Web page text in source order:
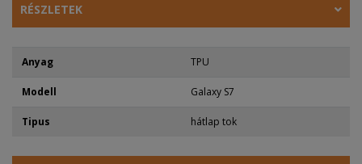
RÉSZLETEK
Anyag TPU
Modell Galaxy S7
Tipus hátlap tok